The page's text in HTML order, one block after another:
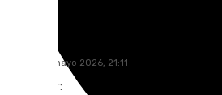
jueves, 14 mayo 2026, 21:11
Compartir: